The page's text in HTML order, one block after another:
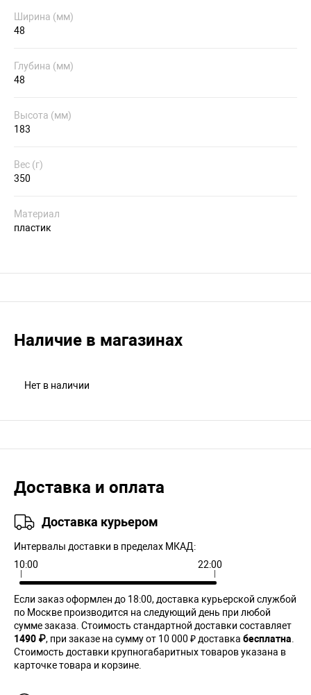
Ширина (мм)
48
Глубина (мм)
48
Высота (мм)
183
Вес (г)
350
Материал
пластик
Наличие в магазинах
Нет в наличии
Доставка и оплата
Доставка курьером
Интервалы доставки в пределах МКАД:
10:00
22:00
Если заказ оформлен до 18:00, доставка курьерской службой
по Москве производится на следующий день при любой
сумме заказа. Cтоимость стандартной доставки составляет
1490 ₽, при заказе на сумму от 10 000 ₽ доставка бесплатна
Стоимость доставки крупногабаритных товаров указана в
карточке товара и корзине.